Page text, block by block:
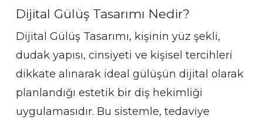
Dijital Gülüş Tasarımı Nedir?
Dijital Gülüş Tasarımı, kişinin yüz şekli,
dudak yapısı, cinsiyeti ve kişisel tercihleri
dikkate alınarak ideal gülüşün dijital olarak
planlandığı estetik bir diş hekimliği
uygulamasıdır. Bu sistemle, tedaviye